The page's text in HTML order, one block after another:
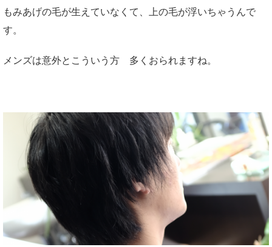
もみあげの毛が生えていなくて、上の毛が浮いちゃうんで
す。
メンズは意外とこういう方 多くおられますね。